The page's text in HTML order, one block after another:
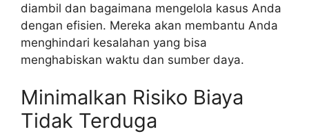
diambil dan bagaimana mengelola kasus Anda
dengan efisien. Mereka akan membantu Anda
menghindari kesalahan yang bisa
menghabiskan waktu dan sumber daya.
Minimalkan Risiko Biaya
Tidak Terduga